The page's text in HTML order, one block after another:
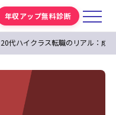
年収アップ無料診断
20代ハイクラス転職のリアル：成